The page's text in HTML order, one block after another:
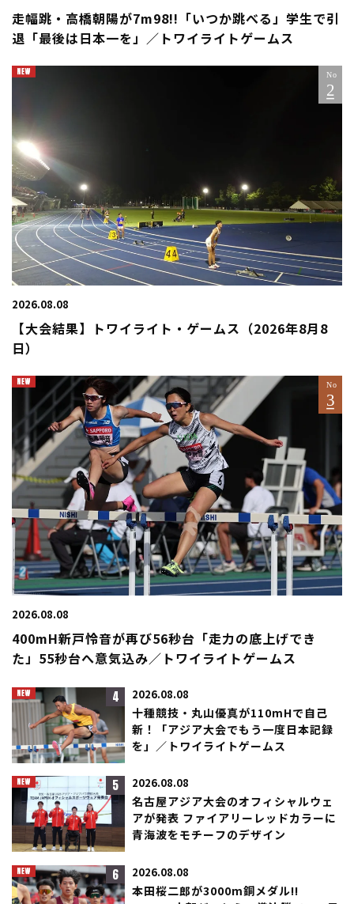
走幅跳・高橋朝陽が7m98!!「いつか跳べる」学生で引
退「最後は日本一を」／トワイライトゲームス
2026.08.08
【大会結果】トワイライト・ゲームス（2026年8月8
日）
2026.08.08
400mH新戸怜音が再び56秒台「走力の底上げでき
た」55秒台へ意気込み／トワイライトゲームス
4 2026.08.08
十種競技・丸山優真が110mHで自己
新！「アジア大会でもう一度日本記録
を」／トワイライトゲームス
5 2026.08.08
名古屋アジア大会のオフィシャルウェ
アが発表 ファイアリーレッドカラーに
青海波をモチーフのデザイン
6 2026.08.08
本田桜二郎が3000m銅メダル!!